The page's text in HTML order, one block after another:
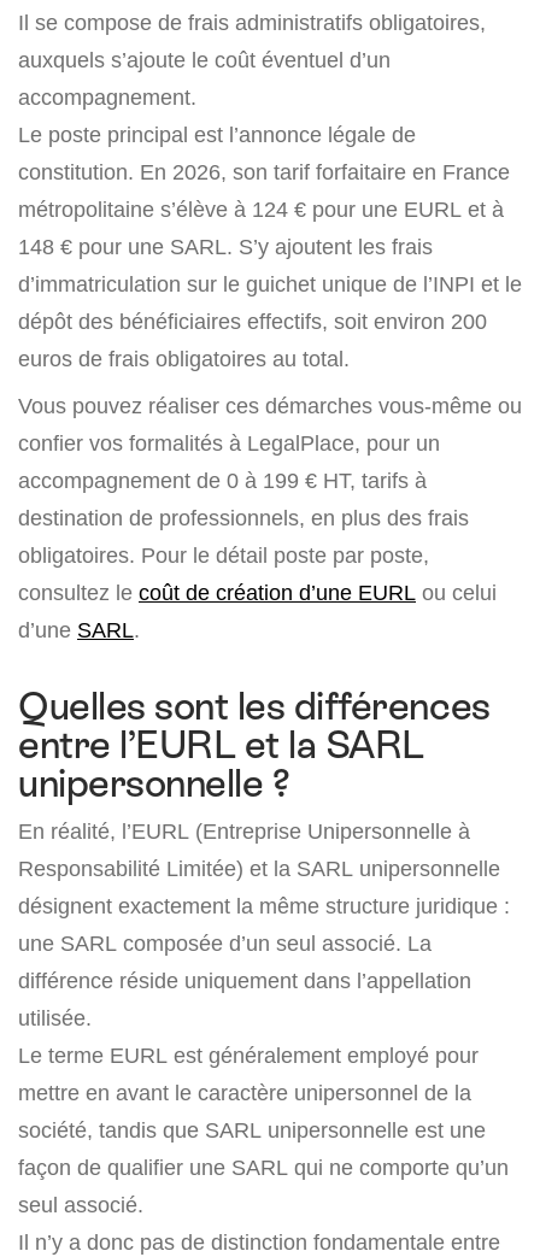
Il se compose de frais administratifs obligatoires,
auxquels s’ajoute le coût éventuel d’un
accompagnement.
Le poste principal est l’annonce légale de
constitution. En 2026, son tarif forfaitaire en France
métropolitaine s’élève à 124 € pour une EURL et à
148 € pour une SARL. S’y ajoutent les frais
d’immatriculation sur le guichet unique de l’INPI et le
dépôt des bénéficiaires effectifs, soit environ 200
euros de frais obligatoires au total.
Vous pouvez réaliser ces démarches vous-même ou
confier vos formalités à LegalPlace, pour un
accompagnement de 0 à 199 € HT, tarifs à
destination de professionnels, en plus des frais
obligatoires. Pour le détail poste par poste,
consultez le coût de création d’une EURL ou celui
d’une SARL.
Quelles sont les différences
entre l’EURL et la SARL
unipersonnelle ?
En réalité, l’EURL (Entreprise Unipersonnelle à
Responsabilité Limitée) et la SARL unipersonnelle
désignent exactement la même structure juridique :
une SARL composée d’un seul associé. La
différence réside uniquement dans l’appellation
utilisée.
Le terme EURL est généralement employé pour
mettre en avant le caractère unipersonnel de la
société, tandis que SARL unipersonnelle est une
façon de qualifier une SARL qui ne comporte qu’un
seul associé.
Il n’y a donc pas de distinction fondamentale entre